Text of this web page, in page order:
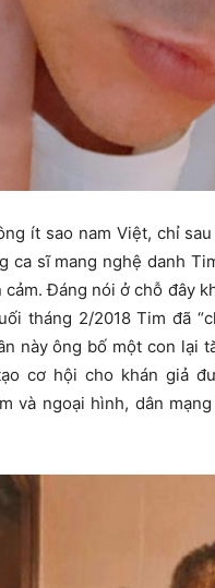
ít sao nam Việt, chỉ
ca sĩ mang nghệ danh
Đáng nói ở chỗ đây
tháng 2/2018 Tim đã
này ông bố một con lại
cơ hội cho khán giả
và ngoại hình, dân